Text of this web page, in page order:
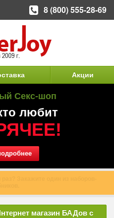
Акции
Секс-шоп
любит
магазин БАДов с
8 (800) 555-28-69